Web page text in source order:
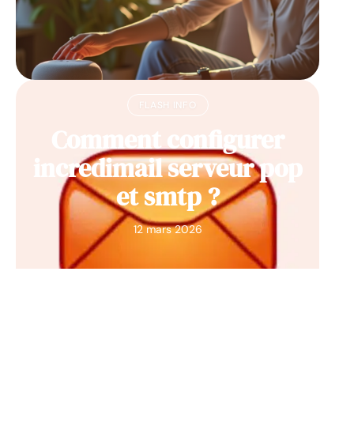
FLASH INFO
Comment configurer
incredimail serveur pop
et smtp ?
12 mars 2026